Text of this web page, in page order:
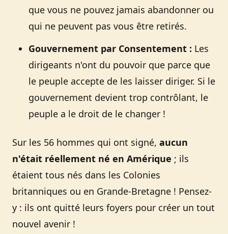
que vous ne pouvez jamais abandonner ou
qui ne peuvent pas vous être retirés.
Gouvernement par Consentement : Les
dirigeants n'ont du pouvoir que parce que
le peuple accepte de les laisser diriger. Si le
gouvernement devient trop contrôlant, le
peuple a le droit de le changer !
Sur les 56 hommes qui ont signé, aucun
n'était réellement né en Amérique ; ils
étaient tous nés dans les Colonies
britanniques ou en Grande-Bretagne ! Pensez-
y : ils ont quitté leurs foyers pour créer un tout
nouvel avenir !